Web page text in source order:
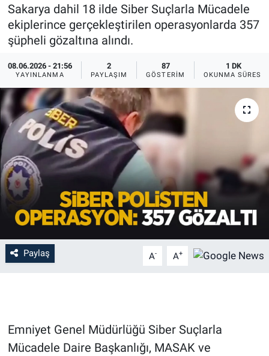
Sakarya dahil 18 ilde Siber Suçlarla Mücadele
ekiplerince gerçekleştirilen operasyonlarda 357
şüpheli gözaltına alındı.
08.06.2026 - 21:56
YAYINLANMA
2
PAYLAŞIM
87
GÖSTERIM
1 DK
OKUNMA SÜRESI
Paylaş A- A+
Emniyet Genel Müdürlüğü Siber Suçlarla
Mücadele Daire Başkanlığı, MASAK ve